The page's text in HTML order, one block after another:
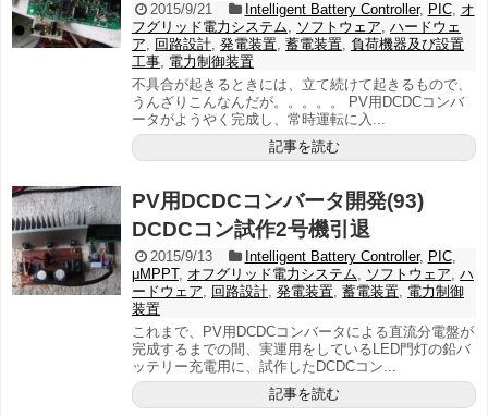
2015/9/21 Intelligent Battery Controller, PIC, オ
フグリッド電力システム, ソフトウェア, ハードウェ
ア, 回路設計, 発電装置, 蓄電装置, 負荷機器及び設置
工事, 電力制御装置
不具合が起きるときには、立て続けて起きるもので、
うんざりこんなんだが。。。。。 PV用DCDCコンバ
ータがようやく完成し、常時運転に入...
記事を読む
PV用DCDCコンバータ開発(93)
DCDCコン試作2号機引退
2015/9/13 Intelligent Battery Controller, PIC,
μMPPT, オフグリッド電力システム, ソフトウェア, ハ
ードウェア, 回路設計, 発電装置, 蓄電装置, 電力制御
装置
これまで、PV用DCDCコンバータによる直流分電盤が
完成するまでの間、実運用をしているLED門灯の鉛バ
ッテリー充電用に、試作したDCDCコン...
記事を読む